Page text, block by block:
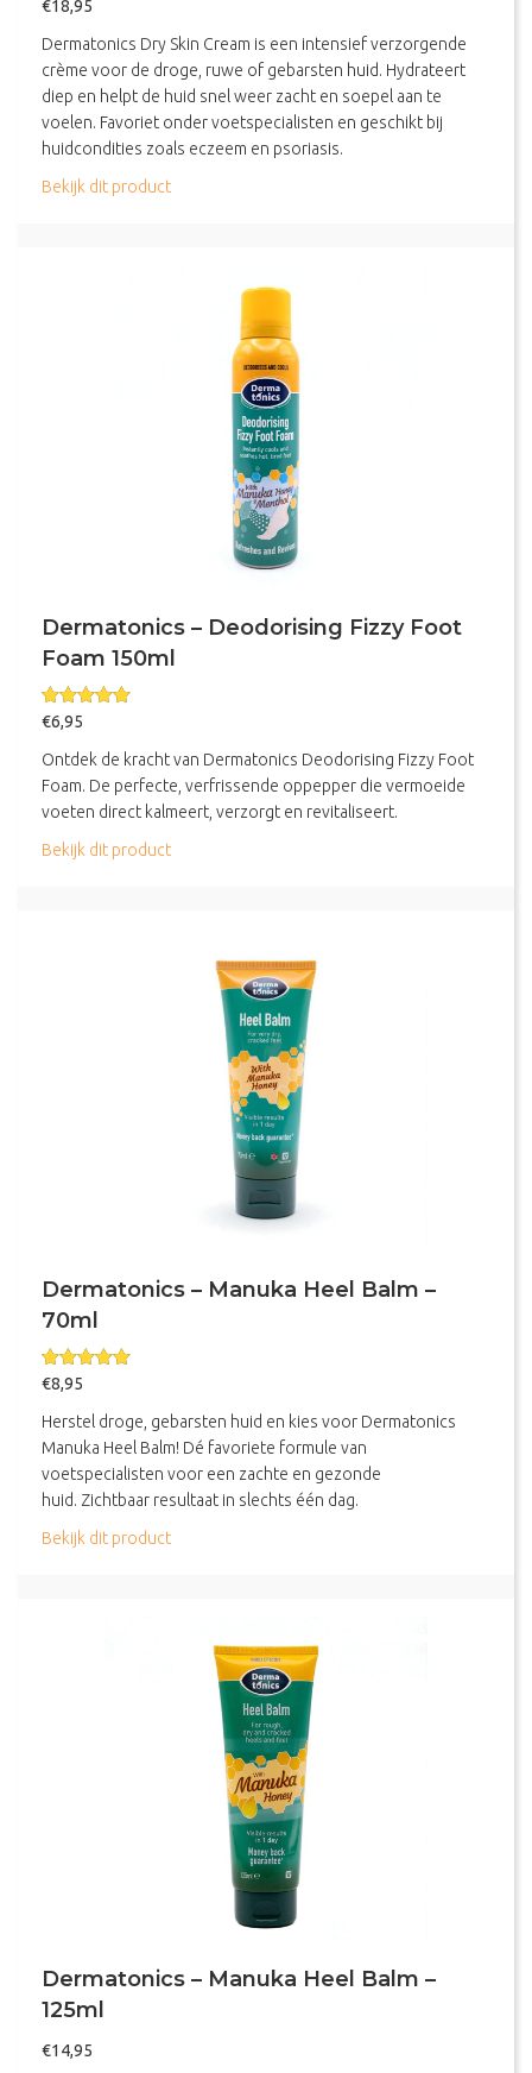
€18,95
Dermatonics Dry Skin Cream is een intensief verzorgende
crème voor de droge, ruwe of gebarsten huid. Hydrateert
diep en helpt de huid snel weer zacht en soepel aan te
voelen. Favoriet onder voetspecialisten en geschikt bij
huidcondities zoals eczeem en psoriasis.
Bekijk dit productabout Dermatonics – Dry Skin Cream 200ml
Dermatonics – Deodorising Fizzy Foot
Foam 150ml
Gewaardeerd
5.00
€6,95
Ontdek de kracht van Dermatonics Deodorising Fizzy Foot
Foam. De perfecte, verfrissende oppepper die vermoeide
voeten direct kalmeert, verzorgt en revitaliseert.
Bekijk dit productabout Dermatonics – Deodorising Fizzy Foot
Dermatonics – Manuka Heel Balm –
70ml
Gewaardeerd
€8,95
Herstel droge, gebarsten huid en kies voor Dermatonics
Manuka Heel Balm! Dé favoriete formule van
voetspecialisten voor een zachte en gezonde
huid. Zichtbaar resultaat in slechts één dag.
Bekijk dit productabout Dermatonics – Manuka Heel Balm – 70ml
Dermatonics – Manuka Heel Balm –
125ml
€14,95